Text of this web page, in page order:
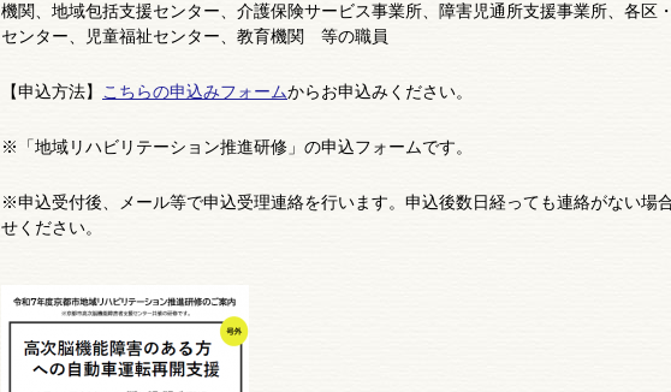
機関、地域包括支援センター、介護保険サービス事業所、障害児通所支援事業所、各区
センター、児童福祉センター、教育機関 等の職員
【申込方法】 こちらの申込みフォームからお申込みください。
※「地域リハビリテーション推進研修」の申込フォームです。
※申込受付後、メール等で申込受理連絡を行います。申込後数日経っても連絡がない場
せください。